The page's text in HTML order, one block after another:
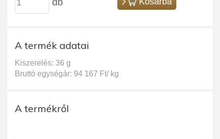
A termék adatai
Kiszerelés: 36 g
Bruttó egységár: 94 167 Ft/ kg
A termékről